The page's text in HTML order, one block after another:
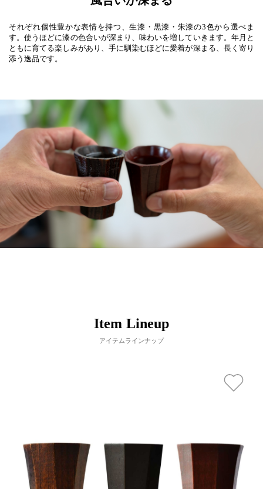
それぞれ個性豊かな表情を持つ、生漆・黒漆・朱漆の3色から選べま
す。使うほどに漆の色合いが深まり、味わいを増していきます。年月と
ともに育てる楽しみがあり、手に馴染むほどに愛着が深まる、長く寄り
添う逸品です。
Item Lineup
アイテムラインナップ